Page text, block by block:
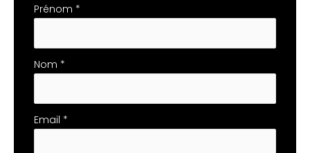
Formulaire
téléphone
Prénom *
Nom *
Email *